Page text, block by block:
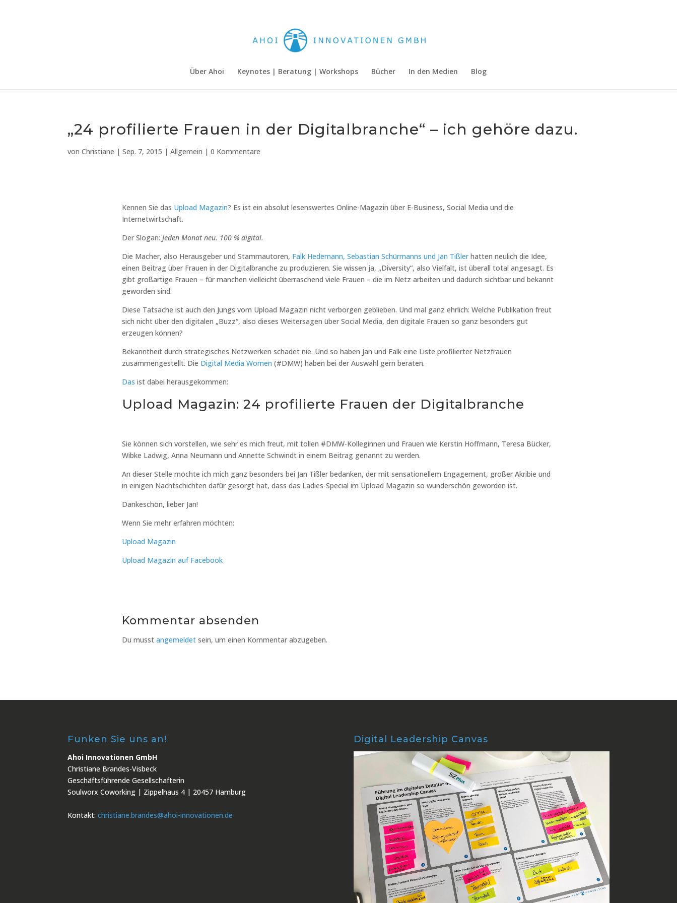
Über Ahoi Keynotes | Beratung | Workshops Bücher In den Medien Blog
„24 profilierte Frauen in der Digitalbranche“ – ich gehöre dazu.
vonChristiane |Sep. 7, 2015 |Allgemein |0 Kommentare
Kennen Sie das Upload Magazin? Es ist ein absolut lesenswertes Online-Magazin über E-Business, Social Media und die
Internetwirtschaft.
Der Slogan: Jeden Monat neu. 100 % digital.
Die Macher, also Herausgeber und Stammautoren, Falk Hedemann, Sebastian Schürmanns und Jan Tißlerhatten neulich die Idee,
einen Beitrag über Frauen in der Digitalbranche zu produzieren. Sie wissen ja, „Diversity“, also Vielfalt, ist überall total angesagt. Es
gibt großartige Frauen – für manchen vielleicht überraschend viele Frauen – die im Netz arbeiten und dadurch sichtbar und bekannt
geworden sind.
Diese Tatsache ist auch den Jungs vom Upload Magazin nicht verborgen geblieben. Und mal ganz ehrlich: Welche Publikation freut
sich nicht über den digitalen „Buzz“, also dieses Weitersagen über Social Media, den digitale Frauen so ganz besonders gut
erzeugen können?
Bekanntheit durch strategisches Netzwerken schadet nie. Und so haben Jan und Falk eine Liste profilierter Netzfrauen
zusammengestellt. Die Digital Media Women (#DMW) haben bei der Auswahl gern beraten.
Das ist dabei herausgekommen:
Upload Magazin: 24 profilierte Frauen der Digitalbranche
Sie können sich vorstellen, wie sehr es mich freut, mit tollen #DMW-Kolleginnen und Frauen wie Kerstin Hoffmann, Teresa Bücker,
Wibke Ladwig, Anna Neumann und Annette Schwindt in einem Beitrag genannt zu werden.
An dieser Stelle möchte ich mich ganz besonders bei Jan Tißler bedanken, der mit sensationellem Engagement, großer Akribie und
in einigen Nachtschichten dafür gesorgt hat, dass das Ladies-Special im Upload Magazin so wunderschön geworden ist.
Dankeschön, lieber Jan!
Wenn Sie mehr erfahren möchten:
Upload Magazin
Upload Magazin auf Facebook
Kommentar absenden
Du musst angemeldetsein, um einen Kommentar abzugeben.
Funken Sie uns an!
Ahoi Innovationen GmbH
Christiane Brandes-Visbeck
Geschäftsführende Gesellschafterin
Soulworx Coworking | Zippelhaus 4 | 20457 Hamburg
Kontakt:christiane.brandes@ahoi-innovationen.de
Digital Leadership Canvas